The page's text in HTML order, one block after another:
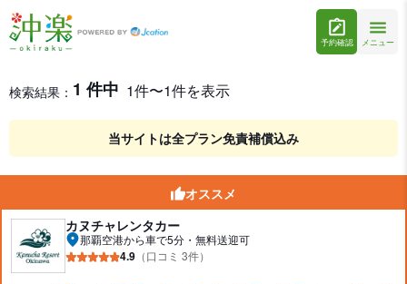
予約確認 メニュー
レンタカー検索・比較
レンタカー検索結果
検索結果： 1 件中 1件〜1件を表示
当サイトは全プラン免責補償込み
オススメ
カヌチャレンタカー
那覇空港から車で5分・無料送迎可
4.9 （口コミ 3件）